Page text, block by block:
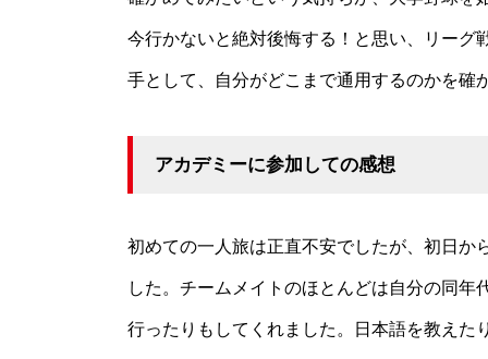
今行かないと絶対後悔する！と思い、リーグ
手として、自分がどこまで通用するのかを確
アカデミーに参加しての感想
初めての一人旅は正直不安でしたが、初日か
した。チームメイトのほとんどは自分の同
行ったりもしてくれました。日本語を教えた